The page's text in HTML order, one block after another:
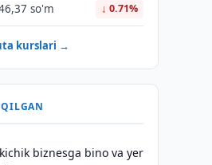
so'm ↓ 0.71%
kurslari →
biznesga bino va yer